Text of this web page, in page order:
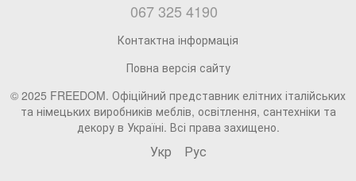
067 325 4190
Контактна інформація
Повна версія сайту
© 2025 FREEDOM. Офіційний представник елітних італійських
та німецьких виробників меблів, освітлення, сантехніки та
декору в Україні. Всі права захищено.
Укр Рус